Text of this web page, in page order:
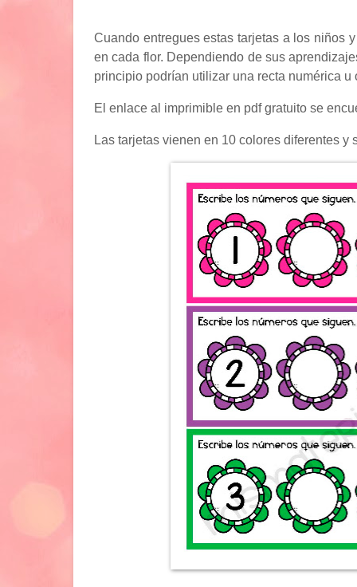
Cuando entregues estas tarjetas a los niños
en cada flor. Dependiendo de sus
principio podrían utilizar una recta numérica
El enlace al imprimible en pdf gratuito se
Las tarjetas vienen en 10 colores diferentes y